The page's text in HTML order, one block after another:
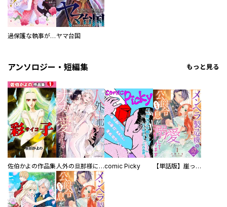
過保護な執事が私の婚活を邪魔してきます！ ヤマ台国
アンソロジー・短編集 もっと見る
佐伯かよの作品集 人外の旦那様に娶られ毎晩ナカまで愛される…。アンソロジーcomic Picky 【単話版】崖っぷち令嬢ですが、意地と策略で幸せになります！シリーズ